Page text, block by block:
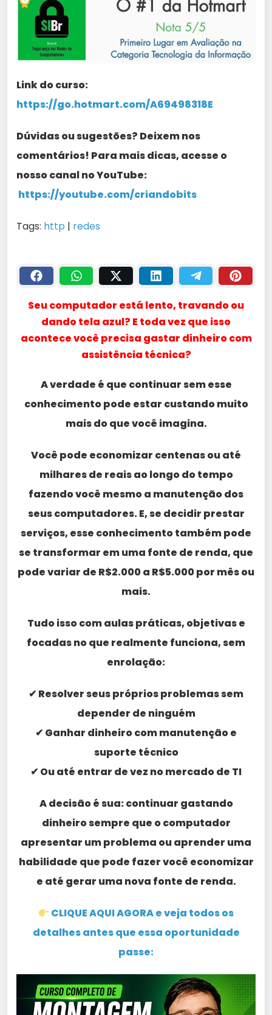
Link do curso:
https://go.hotmart.com/A69498318E
Dúvidas ou sugestões? Deixem nos
comentários! Para mais dicas, acesse o
nosso canal no YouTube:
https://youtube.com/criandobits
Tags: http | redes
Seu computador está lento, travando ou
dando tela azul? E toda vez que isso
acontece você precisa gastar dinheiro com
assistência técnica?
A verdade é que continuar sem esse
conhecimento pode estar custando muito
mais do que você imagina.
Você pode economizar centenas ou até
milhares de reais ao longo do tempo
fazendo você mesmo a manutenção dos
seus computadores. E, se decidir prestar
serviços, esse conhecimento também pode
se transformar em uma fonte de renda, que
pode variar de R$2.000 a R$5.000 por mês ou
mais.
Tudo isso com aulas práticas, objetivas e
focadas no que realmente funciona, sem
enrolação:
✔ Resolver seus próprios problemas sem
depender de ninguém
✔ Ganhar dinheiro com manutenção e
suporte técnico
✔ Ou até entrar de vez no mercado de TI
A decisão é sua: continuar gastando
dinheiro sempre que o computador
apresentar um problema ou aprender uma
habilidade que pode fazer você economizar
e até gerar uma nova fonte de renda.
CLIQUE AQUI AGORA e veja todos os
detalhes antes que essa oportunidade
passe: